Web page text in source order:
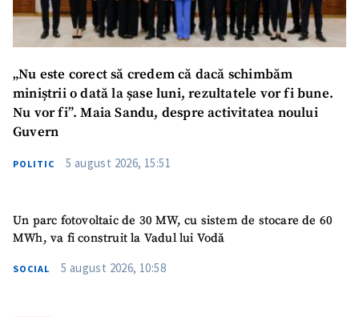
„Nu este corect să credem că dacă schimbăm
miniștrii o dată la șase luni, rezultatele vor fi bune.
Nu vor fi”. Maia Sandu, despre activitatea noului
Guvern
POLITIC 5 august 2026, 15:51
Un parc fotovoltaic de 30 MW, cu sistem de stocare de 60
MWh, va fi construit la Vadul lui Vodă
SOCIAL 5 august 2026, 10:58
Email+ Emailul meu
Telefon
+ Telefon personal
Am citit și sunt de